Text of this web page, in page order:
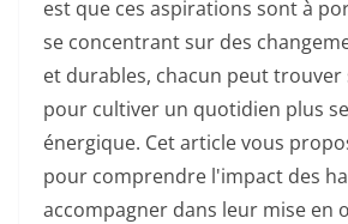
est que ces aspirations sont à
se concentrant sur des
et durables, chacun peut
pour cultiver un quotidien plus
énergique. Cet article vous
pour comprendre l'impact des
accompagner dans leur mise en